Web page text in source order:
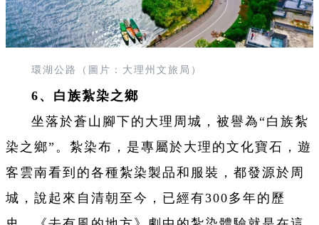
環湖公路（圖片：大理州文旅局）
6、白族紮染之鄉
坐落於蒼山腳下的大理周城，被譽為“白族紮
染之鄉”。紮染布，是專屬於大理的文化寶石，遊
客雲南看到的各種紮染製品和服裝，都發源於周
城，說起來自清朝至今，已經有300多年的歷